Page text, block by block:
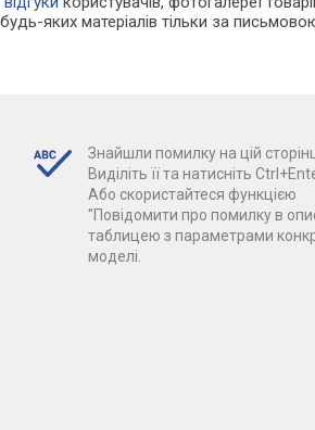
яких матеріалів тільки за
Знайшли помилку на цій
Виділіть її та натисніть
Або скористайтеся функцією
"Повідомити про помилку в
таблицею з параметрами
моделі.